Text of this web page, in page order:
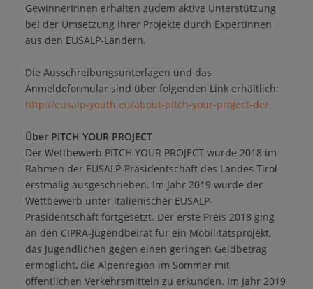
GewinnerInnen erhalten zudem aktive Unterstützung
bei der Umsetzung ihrer Projekte durch ExpertInnen
aus den EUSALP-Ländern.
Die Ausschreibungsunterlagen und das
Anmeldeformular sind über folgenden Link erhältlich:
http://eusalp-youth.eu/about-pitch-your-project-de/
Über PITCH YOUR PROJECT
Der Wettbewerb PITCH YOUR PROJECT wurde 2018 im
Rahmen der EUSALP-Präsidentschaft des Landes Tirol
erstmalig ausgeschrieben. Im Jahr 2019 wurde der
Wettbewerb unter italienischer EUSALP-
Präsidentschaft fortgesetzt. Der erste Preis 2018 ging
an den CIPRA-Jugendbeirat für ein Mobilitätsprojekt,
das Jugendlichen gegen einen geringen Geldbetrag
ermöglicht, die Alpenregion im Sommer mit
öffentlichen Verkehrsmitteln zu erkunden. Im Jahr 2019